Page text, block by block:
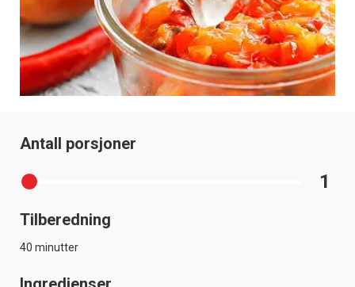
Antall porsjoner
1
Tilberedning
40 minutter